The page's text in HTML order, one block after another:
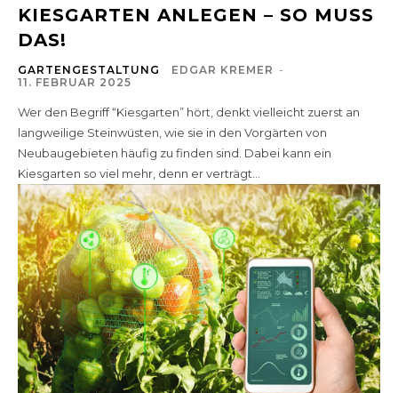
KIESGARTEN ANLEGEN – SO MUSS
DAS!
GARTENGESTALTUNG EDGAR KREMER -
11. FEBRUAR 2025
Wer den Begriff “Kiesgarten” hört, denkt vielleicht zuerst an
langweilige Steinwüsten, wie sie in den Vorgärten von
Neubaugebieten häufig zu finden sind. Dabei kann ein
Kiesgarten so viel mehr, denn er verträgt...